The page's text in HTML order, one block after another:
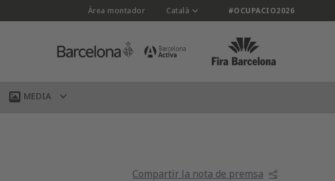
Àrea montador Català #OCUPACIO2026
MEDIA
Compartir la nota de premsa